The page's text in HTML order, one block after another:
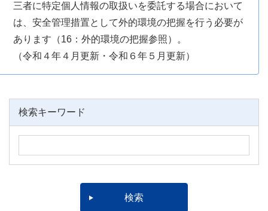
三者に特定個人情報の取扱いを委託する場合において
は、安全管理措置として外的環境の把握を行う必要が
あります（16：外的環境の把握参照）。
（令和４年４月更新・令和６年５月更新）
検索キーワード